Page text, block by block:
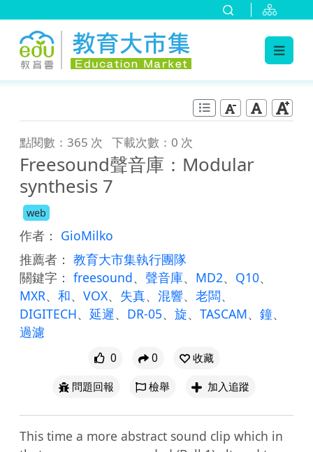
點閱數：365 次 下載次數：0 次
Freesound聲音庫：Modular
synthesis 7
web
作者： GioMilko
推薦者： 教育大市集執行團隊
關鍵字： freesound、 聲音庫、 MD2、 Q10、
MXR、 和、 VOX、 失真、 混響、 老闆、
DIGITECH、 延遲、 DR-05、 旋、 TASCAM、 鐘、
過濾
0 0
收藏
問題回報
檢舉 加入追蹤
This time a more abstract sound clip which in